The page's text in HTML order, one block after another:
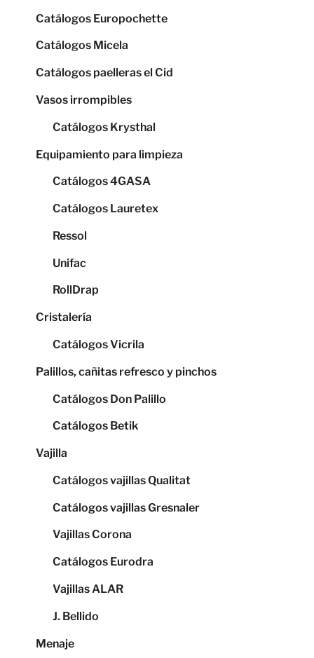
Catálogos Europochette
Catálogos Micela
Catálogos paelleras el Cid
Vasos irrompibles
Catálogos Krysthal
Equipamiento para limpieza
Catálogos 4GASA
Catálogos Lauretex
Ressol
Unifac
RollDrap
Cristalería
Catálogos Vicrila
Palillos, cañitas refresco y pinchos
Catálogos Don Palillo
Catálogos Betik
Vajilla
Catálogos vajillas Qualitat
Catálogos vajillas Gresnaler
Vajillas Corona
Catálogos Eurodra
Vajillas ALAR
J. Bellido
Menaje